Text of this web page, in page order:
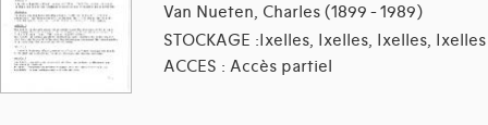
Van Nueten, Charles (1899 - 1989)
STOCKAGE :Ixelles, Ixelles, Ixelles, Ixelles
ACCES : Accès partiel